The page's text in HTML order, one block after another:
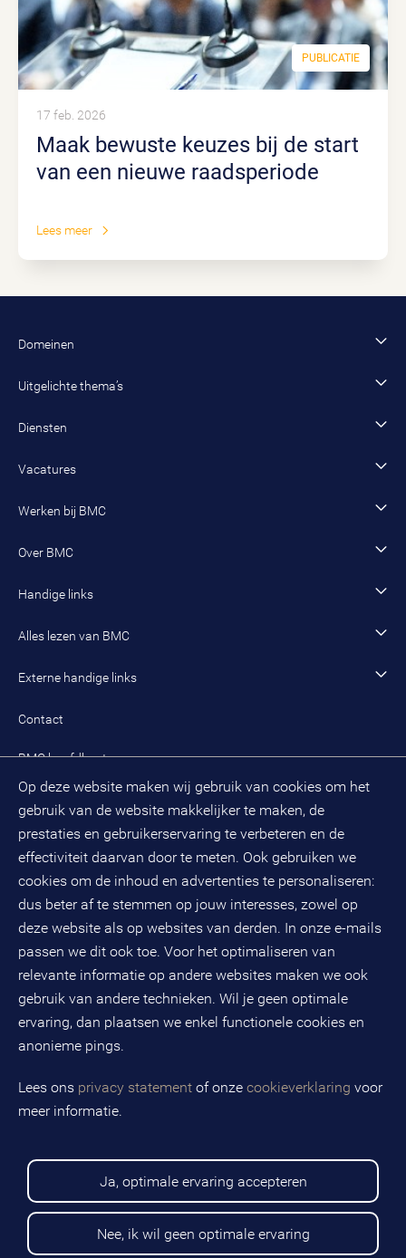
Op deze website maken wij gebruik van cookies om het
gebruik van de website makkelijker te maken, de
prestaties en gebruikerservaring te verbeteren en de
effectiviteit daarvan door te meten. Ook gebruiken we
cookies om de inhoud en advertenties te personaliseren:
dus beter af te stemmen op jouw interesses, zowel op
deze website als op websites van derden. In onze e-mails
passen we dit ook toe. Voor het optimaliseren van
relevante informatie op andere websites maken we ook
gebruik van andere technieken. Wil je geen optimale
ervaring, dan plaatsen we enkel functionele cookies en
anonieme pings.
Lees ons privacy statement of onze cookieverklaring voor
meer informatie.
Ja, optimale ervaring accepteren
Nee, ik wil geen optimale ervaring
PUBLICATIE
Maak bewuste keuzes bij de start
van een nieuwe raadsperiode
17 feb. 2026
Lees meer
Domeinen
Financiën en control
Fysiek domein
Sociaal domein
Wonen en woningcorporaties
Uitgelichte thema’s
AIDiensten
Advies en onderzoek
Werving en selectie
Opleidingen
Vacatures
Vacature zoeken
Werken bij BMC
Werken als adviseur
Werken als managing consultant
Ons werk
Onze cultuur en organisatie
Over BMC
Onze organisatie
Handige links
Algemeen contact
Inloggen mijn BMC
Meest gestelde vragen mijn BMC
Evenementen
Alles lezen van BMC
Alle artikelen
Externe handige links
Public spirit
Contact
BMC hoofdkantoor
(033) 496 52 00
Databankweg 26 D
3821 ALAmersfoort
Postbus 490
3800 AL Amersfoort
KvK-nummer: 32078667
BTW-nummer: NL808663598B01
Volg ons op social media
BMC is een geregistreerd handelsmerk van BMC groep B.V.
Copyright © 2026 BMC
Disclaimer Sitemap